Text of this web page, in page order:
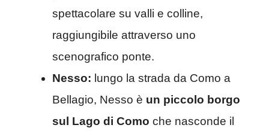
spettacolare su valli e colline,
raggiungibile attraverso uno
scenografico ponte.
Nesso: lungo la strada da Como a
Bellagio, Nesso è un piccolo borgo
sul Lago di Como che nasconde il